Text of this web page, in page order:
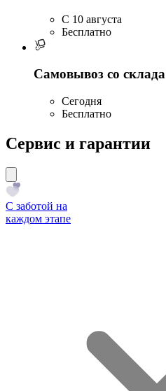
C 10 августа
Бесплатно
Самовывоз со склада
Сегодня
Бесплатно
Сервис и гарантии
С заботой на
каждом этапе